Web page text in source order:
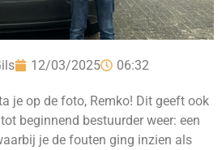
12/03/2025 06:32
je op de foto, Remko! Dit geeft ook
beginnend bestuurder weer: een
je de fouten ging inzien als